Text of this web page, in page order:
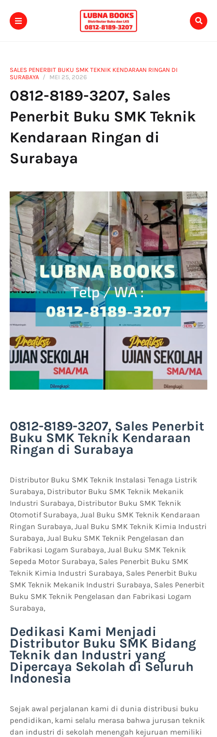
SALES PENERBIT BUKU SMK TEKNIK KENDARAAN RINGAN DI
SURABAYA
MEI 25, 2026
0812-8189-3207, Sales
Penerbit Buku SMK Teknik
Kendaraan Ringan di
Surabaya
0812-8189-3207, Sales Penerbit
Buku SMK Teknik Kendaraan
Ringan di Surabaya
Distributor Buku SMK Teknik Instalasi Tenaga Listrik
Surabaya, Distributor Buku SMK Teknik Mekanik
Industri Surabaya, Distributor Buku SMK Teknik
Otomotif Surabaya, Jual Buku SMK Teknik Kendaraan
Ringan Surabaya, Jual Buku SMK Teknik Kimia Industri
Surabaya, Jual Buku SMK Teknik Pengelasan dan
Fabrikasi Logam Surabaya, Jual Buku SMK Teknik
Sepeda Motor Surabaya, Sales Penerbit Buku SMK
Teknik Kimia Industri Surabaya, Sales Penerbit Buku
SMK Teknik Mekanik Industri Surabaya, Sales Penerbit
Buku SMK Teknik Pengelasan dan Fabrikasi Logam
Surabaya,
Dedikasi Kami Menjadi
Distributor Buku SMK Bidang
Teknik dan Industri yang
Dipercaya Sekolah di Seluruh
Indonesia
Sejak awal perjalanan kami di dunia distribusi buku
pendidikan, kami selalu merasa bahwa jurusan teknik
dan industri di sekolah menengah kejuruan memiliki